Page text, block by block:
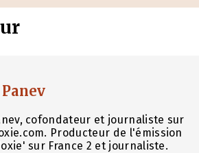
cofondateur et journaliste sur
Producteur de l'émission
sur France 2 et journaliste.